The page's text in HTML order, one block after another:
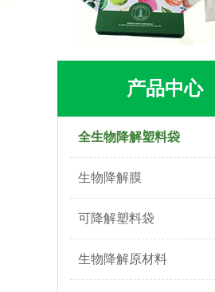
产品中心
全生物降解塑料袋
生物降解膜
可降解塑料袋
生物降解原材料